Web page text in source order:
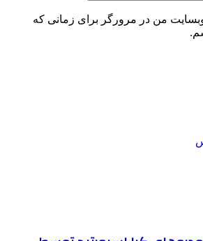
وبسایت من در مرورگر برای زمانی که